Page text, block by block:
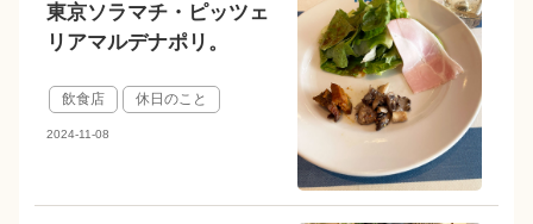
東京ソラマチ・ピッツェ
リアマルデナポリ。
飲食店 休日のこと
2024-11-08